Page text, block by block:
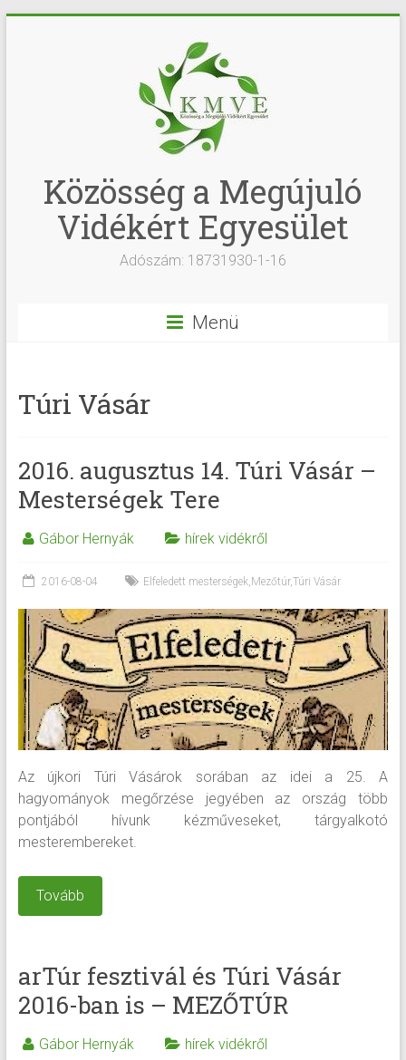
Közösség a Megújuló
Vidékért Egyesület
Adószám: 18731930-1-16
Menü
Túri Vásár
2016. augusztus 14. Túri Vásár –
Mesterségek Tere
Gábor Hernyák hírek vidékről
2016-08-04 Elfeledett mesterségek, Mezőtúr,Túri Vásár
Az újkori Túri Vásárok sorában az idei a 25. A
hagyományok megőrzése jegyében az ország több
pontjából hívunk kézműveseket, tárgyalkotó
mesterembereket.
Tovább
arTúr fesztivál és Túri Vásár
2016-ban is – MEZŐTÚR
Gábor Hernyák hírek vidékről